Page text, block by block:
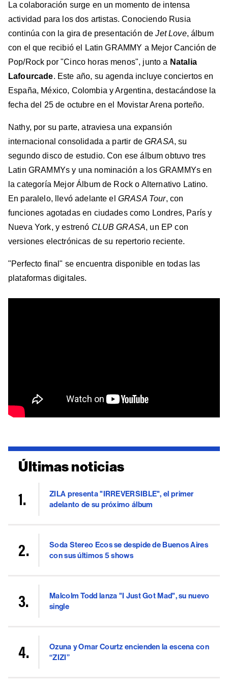
La colaboración surge en un momento de intensa
actividad para los dos artistas. Conociendo Rusia
continúa con la gira de presentación deJet Love, álbum
con el que recibió el Latin GRAMMY a Mejor Canción de
Pop/Rock por "Cinco horas menos", junto a Natalia
Lafourcade. Este año, su agenda incluye conciertos en
España, México, Colombia y Argentina, destacándose la
fecha del 25 de octubre en el Movistar Arena porteño.
Nathy, por su parte, atraviesa una expansión
internacional consolidada a partir deGRASA, su
segundo disco de estudio. Con ese álbum obtuvo tres
Latin GRAMMYs y una nominación a los GRAMMYs en
la categoría Mejor Álbum de Rock o Alternativo Latino.
En paralelo, llevó adelante el GRASA Tour, con
funciones agotadas en ciudades como Londres, París y
Nueva York, y estrenó CLUB GRASA, un EP con
versiones electrónicas de su repertorio reciente.
"Perfecto final" se encuentra disponible en todas las
plataformas digitales.
Últimas noticias
ZILA presenta "IRREVERSIBLE", el primer
adelanto de su próximo álbum
Soda Stereo Ecos se despide de Buenos Aires
con sus últimos 5 shows
Malcolm Todd lanza "I Just Got Mad", su nuevo
single
Ozuna y Omar Courtz encienden la escena con
“ZIZI”